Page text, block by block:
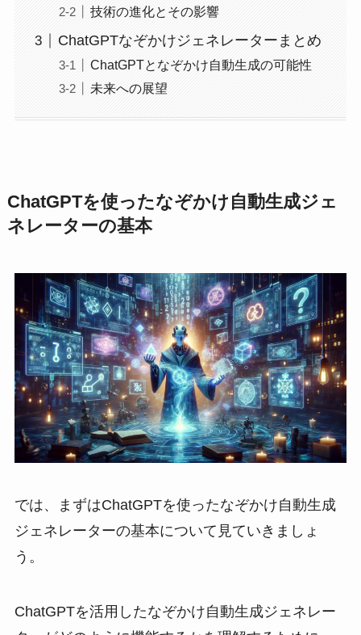
技術の進化とその影響
ChatGPTなぞかけジェネレーターまとめ
ChatGPTとなぞかけ自動生成の可能性
未来への展望
ChatGPTを使ったなぞかけ自動生成ジェ
ネレーターの基本
では、まずはChatGPTを使ったなぞかけ自動生成
ジェネレーターの基本について見ていきましょ
う。
ChatGPTを活用したなぞかけ自動生成ジェネレー